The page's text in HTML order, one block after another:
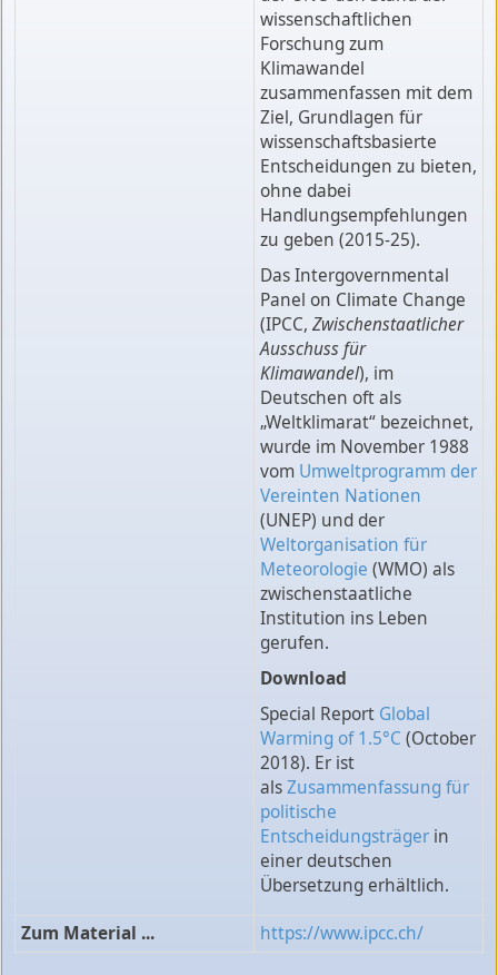
wissenschaftlichen
Forschung zum
Klimawandel
zusammenfassen mit dem
Ziel, Grundlagen für
wissenschaftsbasierte
Entscheidungen zu bieten,
ohne dabei
Handlungsempfehlungen
zu geben (2015-25).
Das Intergovernmental
Panel on Climate Change
(IPCC, Zwischenstaatlicher
Ausschuss für
Klimawandel), im
Deutschen oft als
„Weltklimarat“ bezeichnet,
wurde im November 1988
vom Umweltprogramm der
Vereinten Nationen
(UNEP) und der
Weltorganisation für
Meteorologie (WMO) als
zwischenstaatliche
Institution ins Leben
gerufen.
Download
Special Report Global
Warming of 1.5°C (October
2018). Er ist
alsZusammenfassung für
politische
Entscheidungsträgerin
einer deutschen
Übersetzung erhältlich.
Zum Material ... https://www.ipcc.ch/